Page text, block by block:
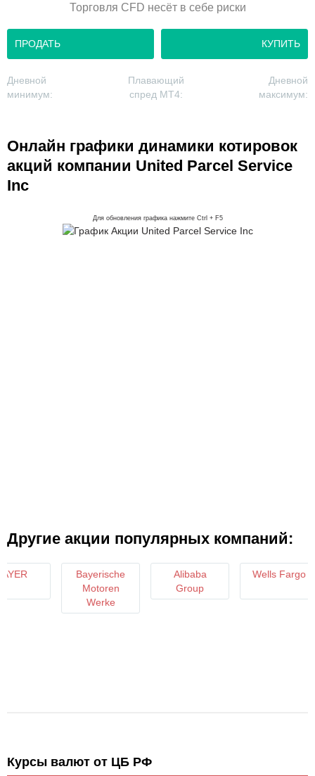
Торговля CFD несёт в себе риски
ПРОДАТЬ КУПИТЬ
Дневной
минимум:
Плавающий
спред MT4:
Дневной
максимум:
Онлайн графики динамики котировок
акций компании United Parcel Service
Inc
Для обновления графика нажмите Ctrl + F5
Другие акции популярных компаний:
Bayerische
Motoren
Werke
Alibaba
Group
Wells Fargo
Курсы валют от ЦБ РФ